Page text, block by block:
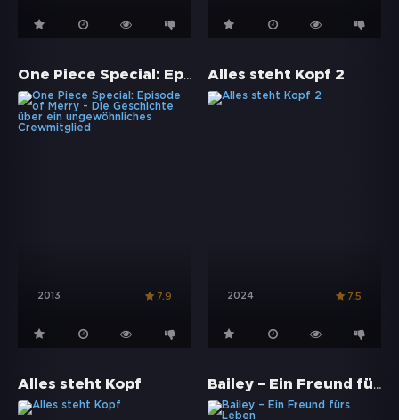
One Piece Special: Episode of Merry - Die Geschichte über ein ungewöhnliches Crewmitglied
2013 7.9
Alles steht Kopf 2
2024 7.5
Alles steht Kopf Bailey – Ein Freund fürs Leben